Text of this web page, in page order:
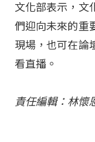
文化部表示，文
們迎向未來的重
現場，也可在論
看直播。
責任編輯：林懷